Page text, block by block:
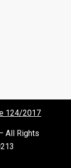
124/2017
All Rights